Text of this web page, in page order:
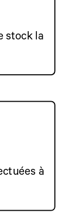
stock la
à